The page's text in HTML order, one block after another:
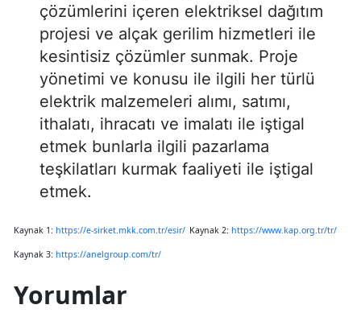
çözümlerini içeren elektriksel dağıtım
projesi ve alçak gerilim hizmetleri ile
kesintisiz çözümler sunmak. Proje
yönetimi ve konusu ile ilgili her türlü
elektrik malzemeleri alımı, satımı,
ithalatı, ihracatı ve imalatı ile iştigal
etmek bunlarla ilgili pazarlama
teşkilatları kurmak faaliyeti ile iştigal
etmek.
Kaynak 1: https://e-sirket.mkk.com.tr/esir/ Kaynak 2: https://www.kap.org.tr/tr/
Kaynak 3: https://anelgroup.com/tr/
Yorumlar